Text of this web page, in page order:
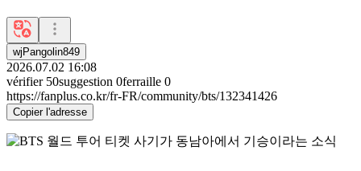
wjPangolin849
2026.07.02 16:08
vérifier 50suggestion 0ferraille 0
https://fanplus.co.kr/fr-FR/community/bts/132341426
Copier l'adresse